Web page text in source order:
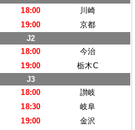
18:00
川崎
19:00
京都
J2
18:00
今治
19:00
栃木C
J3
18:00
讃岐
18:30
岐阜
19:00
金沢